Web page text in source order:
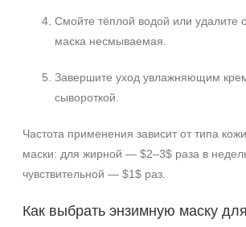
Смойте тёплой водой или удалите
маска несмываемая.
Завершите уход увлажняющим
сывороткой.
Частота применения зависит от типа
маски: для жирной — $2–3$ раза в
чувствительной — $1$ раз.
Как выбрать энзимную маску